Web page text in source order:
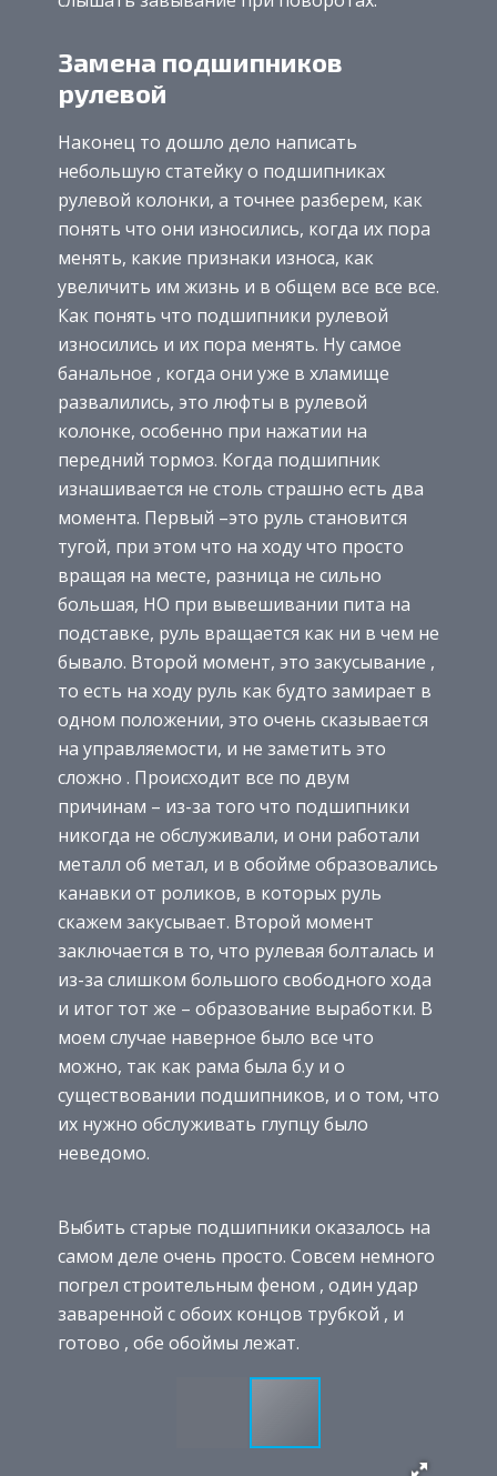
Замена подшипников
рулевой
Наконец то дошло дело написать
небольшую статейку о подшипниках
рулевой колонки, а точнее разберем, как
понять что они износились, когда их пора
менять, какие признаки износа, как
увеличить им жизнь и в общем все все все.
Как понять что подшипники рулевой
износились и их пора менять. Ну самое
банальное , когда они уже в хламище
развалились, это люфты в рулевой
колонке, особенно при нажатии на
передний тормоз. Когда подшипник
изнашивается не столь страшно есть два
момента. Первый –это руль становится
тугой, при этом что на ходу что просто
вращая на месте, разница не сильно
большая, НО при вывешивании пита на
подставке, руль вращается как ни в чем не
бывало. Второй момент, это закусывание ,
то есть на ходу руль как будто замирает в
одном положении, это очень сказывается
на управляемости, и не заметить это
сложно . Происходит все по двум
причинам – из-за того что подшипники
никогда не обслуживали, и они работали
металл об метал, и в обойме образовались
канавки от роликов, в которых руль
скажем закусывает. Второй момент
заключается в то, что рулевая болталась и
из-за слишком большого свободного хода
и итог тот же – образование выработки. В
моем случае наверное было все что
можно, так как рама была б.у и о
существовании подшипников, и о том, что
их нужно обслуживать глупцу было
неведомо.
Выбить старые подшипники оказалось на
самом деле очень просто. Совсем немного
погрел строительным феном , один удар
заваренной с обоих концов трубкой , и
готово , обе обоймы лежат.